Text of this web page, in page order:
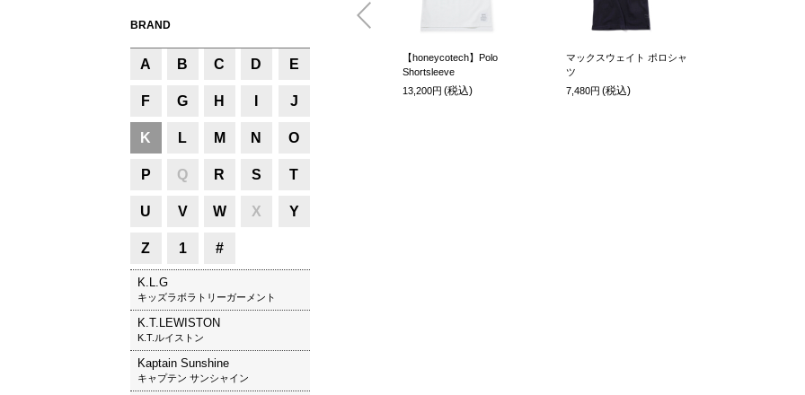
BRAND
A B C D E
F G H J
K L M N O
P Q R S T
U V W X Y
Z 1 #
K.L.G
キッズラボラトリーガーメント
K.T.LEWISTON
K.T.ルイストン
Kaptain Sunshine
キャプテン サンシャイン
【honeycotech】Polo
Shortsleeve
13,200円 (税込)
マックスウェイト ポロシャ
ツ
7,480円 (税込)